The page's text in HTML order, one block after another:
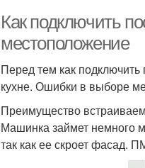
Как подключить
местоположение
Перед тем как
кухне. Ошибки в выборе
Преимущество
Машинка займет немного
так как ее скроет фасад.